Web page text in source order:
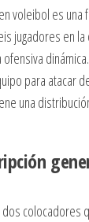
voleibol es una
jugadores en la
para atacar
una
colocadores